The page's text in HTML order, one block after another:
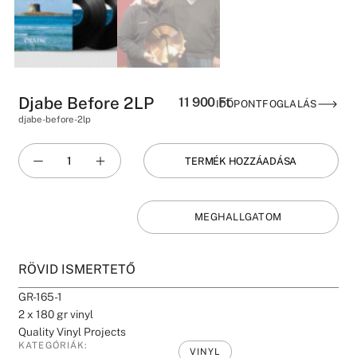
IDŐPONTFOGLALÁS
Djabe Before 2LP
djabe-before-2lp
11 900Ft
TERMÉK HOZZÁADÁSA
MEGHALLGATOM
RÖVID ISMERTETŐ
GR-165-1
2 x 180 gr vinyl
Quality Vinyl Projects
KATEGÓRIÁK:
VINYL